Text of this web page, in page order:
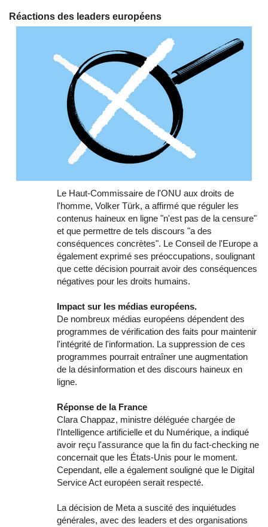
Réactions des leaders européens
Le Haut-Commissaire de l'ONU aux droits de
l'homme, Volker Türk, a affirmé que réguler les
contenus haineux en ligne "n'est pas de la censure"
et que permettre de tels discours "a des
conséquences concrètes". Le Conseil de l'Europe a
également exprimé ses préoccupations, soulignant
que cette décision pourrait avoir des conséquences
négatives pour les droits humains.
Impact sur les médias européens.
De nombreux médias européens dépendent des
programmes de vérification des faits pour maintenir
l'intégrité de l'information. La suppression de ces
programmes pourrait entraîner une augmentation
de la désinformation et des discours haineux en
ligne.
Réponse de la France
Clara Chappaz, ministre déléguée chargée de
l'Intelligence artificielle et du Numérique, a indiqué
avoir reçu l'assurance que la fin du fact-checking ne
concernait que les États-Unis pour le moment.
Cependant, elle a également souligné que le Digital
Service Act européen serait respecté.
La décision de Meta a suscité des inquiétudes
générales, avec des leaders et des organisations